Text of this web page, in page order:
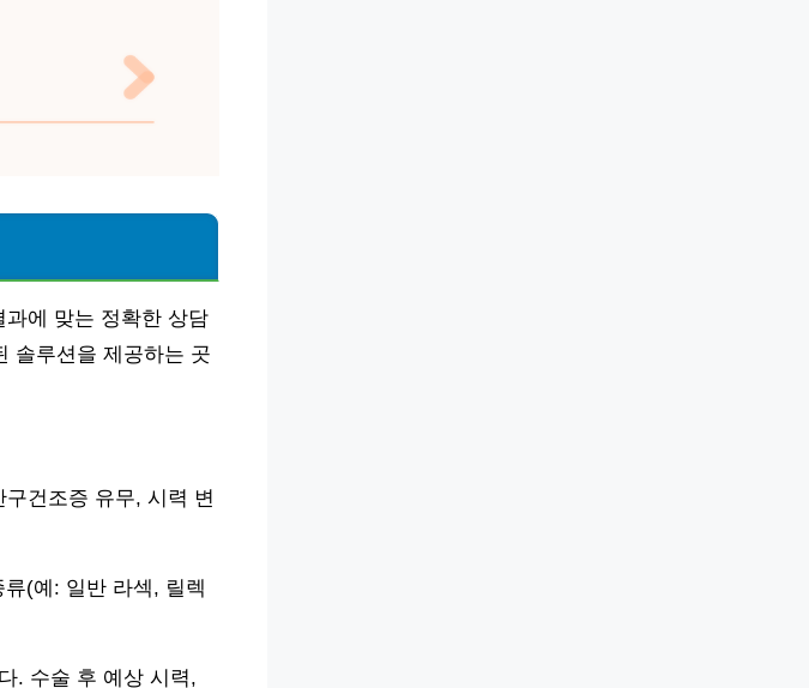
에 맞는 정확한 상담
솔루션을 제공하는 곳
건조증 유무, 시력 변
(예: 일반 라섹, 릴렉
. 수술 후 예상 시력,